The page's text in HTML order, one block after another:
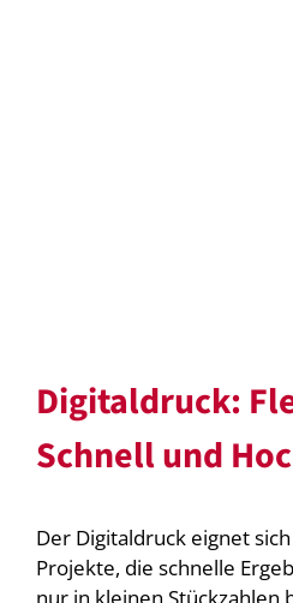
Digitaldruck:
Schnell und
Der Digitaldruck eignet
Projekte, die schnelle